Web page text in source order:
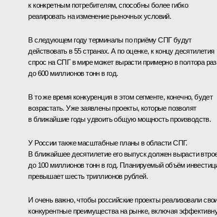
к конкретным потребителям, способны более гибко
реагировать на изменение рыночных условий.
В следующем году терминалы по приёму СПГ будут
действовать в 55 странах. А по оценке, к концу десятилетия
спрос на СПГ в мире может вырасти примерно в полтора
до 600 миллионов тонн в год.
В то же время конкуренция в этом сегменте, конечно, будет
возрастать. Уже заявлены проекты, которые позволят
в ближайшие годы удвоить общую мощность производств.
У России также масштабные планы в области СПГ.
В ближайшее десятилетие его выпуск должен вырасти
до 100 миллионов тонн в год. Планируемый объём
превышает шесть триллионов рублей.
И очень важно, чтобы российские проекты реализовали
конкурентные преимущества на рынке, включая